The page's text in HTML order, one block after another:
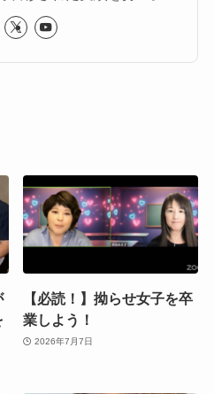
【必読！】拗らせ女子を卒
業しよう！
2026年7月7日